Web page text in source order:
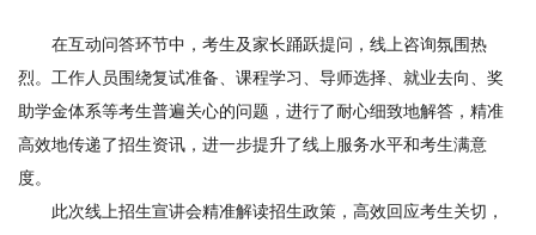
在互动问答环节中，考生及家长踊跃提问，线上咨询氛围热
烈。工作人员围绕复试准备、课程学习、导师选择、就业去向、奖
助学金体系等考生普遍关心的问题，进行了耐心细致地解答，精准
高效地传递了招生资讯，进一步提升了线上服务水平和考生满意
度。
此次线上招生宣讲会精准解读招生政策，高效回应考生关切，